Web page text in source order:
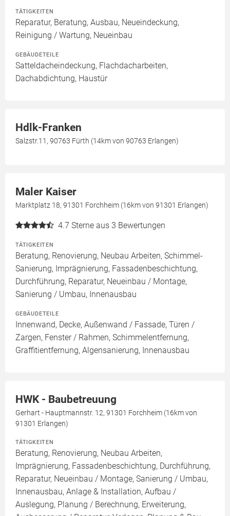
TÄTIGKEITEN
Reparatur, Beratung, Ausbau, Neueindeckung,
Reinigung / Wartung, Neueinbau
GEBÄUDETEILE
Satteldacheindeckung, Flachdacharbeiten,
Dachabdichtung, Haustür
Hdlk-Franken
Salzstr.11, 90763 Fürth (14km von 90763 Erlangen)
Maler Kaiser
Marktplatz 18, 91301 Forchheim (16km von 91301 Erlangen)
4.7 Sterne aus 3 Bewertungen
TÄTIGKEITEN
Beratung, Renovierung, Neubau Arbeiten, Schimmel-
Sanierung, Imprägnierung, Fassadenbeschichtung,
Durchführung, Reparatur, Neueinbau / Montage,
Sanierung / Umbau, Innenausbau
GEBÄUDETEILE
Innenwand, Decke, Außenwand / Fassade, Türen /
Zargen, Fenster / Rahmen, Schimmelentfernung,
Graffitientfernung, Algensanierung, Innenausbau
HWK - Baubetreuung
Gerhart - Hauptmannstr. 12, 91301 Forchheim (16km von
91301 Erlangen)
TÄTIGKEITEN
Beratung, Renovierung, Neubau Arbeiten,
Imprägnierung, Fassadenbeschichtung, Durchführung,
Reparatur, Neueinbau / Montage, Sanierung / Umbau,
Innenausbau, Anlage & Installation, Aufbau /
Auslegung, Planung / Berechnung, Erweiterung,